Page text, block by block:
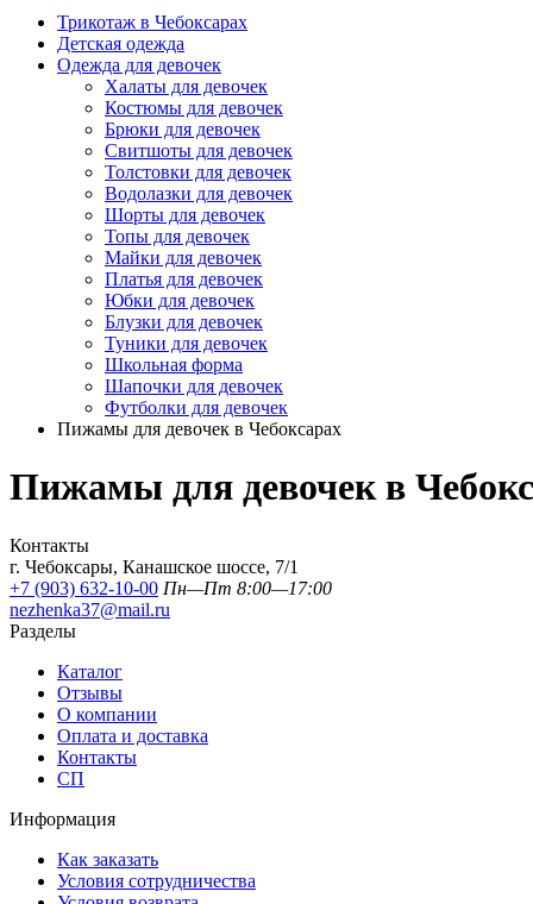
Трикотаж в Чебоксарах
Детская одежда
Одежда для девочек
Халаты для девочек
Костюмы для девочек
Брюки для девочек
Свитшоты для девочек
Толстовки для девочек
Водолазки для девочек
Шорты для девочек
Топы для девочек
Майки для девочек
Платья для девочек
Юбки для девочек
Блузки для девочек
Туники для девочек
Школьная форма
Шапочки для девочек
Футболки для девочек
Пижамы для девочек в Чебоксарах
Пижамы для девочек в
Контакты
г. Чебоксары, Канашское шоссе, 7/1
+7 (903) 632-10-00 Пн—Пт 8:00—17:00
nezhenka37@mail.ru
Разделы
Каталог
Отзывы
О компании
Оплата и доставка
Контакты
СП
Информация
Как заказать
Условия сотрудничества